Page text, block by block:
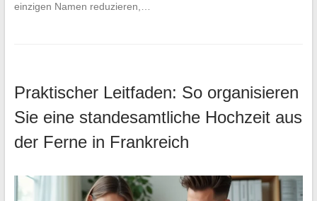
einzigen Namen reduzieren,…
Praktischer Leitfaden: So organisieren
Sie eine standesamtliche Hochzeit aus
der Ferne in Frankreich